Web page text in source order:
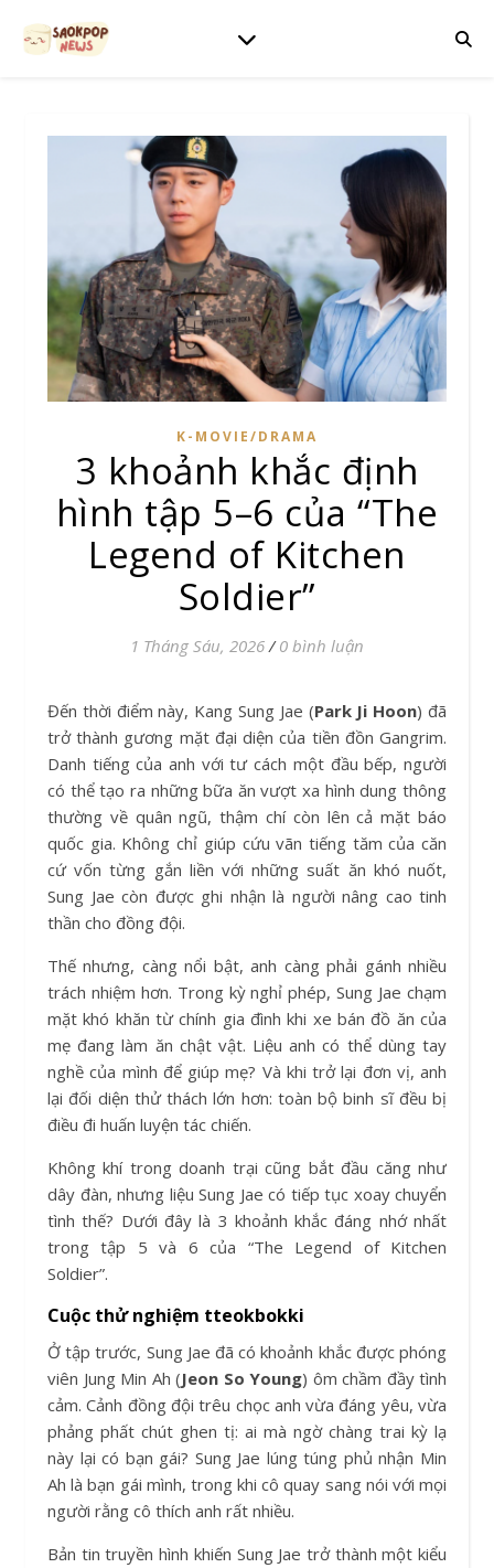
K-MOVIE/DRAMA
3 khoảnh khắc định
hình tập 5–6 của “The
Legend of Kitchen
Soldier”
1 Tháng Sáu, 2026 / 0 bình luận
Đến thời điểm này, Kang Sung Jae (Park Ji Hoon) đã
trở thành gương mặt đại diện của tiền đồn Gangrim.
Danh tiếng của anh với tư cách một đầu bếp, người
có thể tạo ra những bữa ăn vượt xa hình dung thông
thường về quân ngũ, thậm chí còn lên cả mặt báo
quốc gia. Không chỉ giúp cứu vãn tiếng tăm của căn
cứ vốn từng gắn liền với những suất ăn khó nuốt,
Sung Jae còn được ghi nhận là người nâng cao tinh
thần cho đồng đội.
Thế nhưng, càng nổi bật, anh càng phải gánh nhiều
trách nhiệm hơn. Trong kỳ nghỉ phép, Sung Jae chạm
mặt khó khăn từ chính gia đình khi xe bán đồ ăn của
mẹ đang làm ăn chật vật. Liệu anh có thể dùng tay
nghề của mình để giúp mẹ? Và khi trở lại đơn vị, anh
lại đối diện thử thách lớn hơn: toàn bộ binh sĩ đều bị
điều đi huấn luyện tác chiến.
Không khí trong doanh trại cũng bắt đầu căng như
dây đàn, nhưng liệu Sung Jae có tiếp tục xoay chuyển
tình thế? Dưới đây là 3 khoảnh khắc đáng nhớ nhất
trong tập 5 và 6 của “The Legend of Kitchen
Soldier”.
Cuộc thử nghiệm tteokbokki
Ở tập trước, Sung Jae đã có khoảnh khắc được phóng
viên Jung Min Ah (Jeon So Young) ôm chầm đầy tình
cảm. Cảnh đồng đội trêu chọc anh vừa đáng yêu, vừa
phảng phất chút ghen tị: ai mà ngờ chàng trai kỳ lạ
này lại có bạn gái? Sung Jae lúng túng phủ nhận Min
Ah là bạn gái mình, trong khi cô quay sang nói với mọi
người rằng cô thích anh rất nhiều.
Bản tin truyền hình khiến Sung Jae trở thành một kiểu